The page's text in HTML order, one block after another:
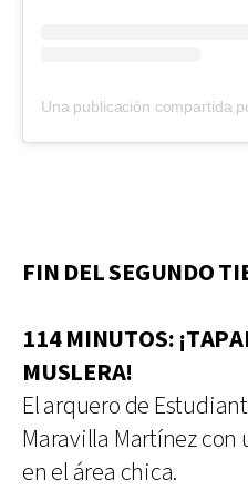
FIN DEL SEGUNDO
114 MINUTOS:
MUSLERA!
El arquero de
Maravilla Martínez
en el área chica.